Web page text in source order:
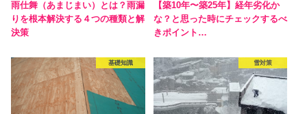
雨仕舞（あまじまい）とは？雨漏
りを根本解決する４つの種類と解
決策
【築10年〜築25年】経年劣化か
な？と思った時にチェックするべ
きポイント…
基礎知識 雪対策